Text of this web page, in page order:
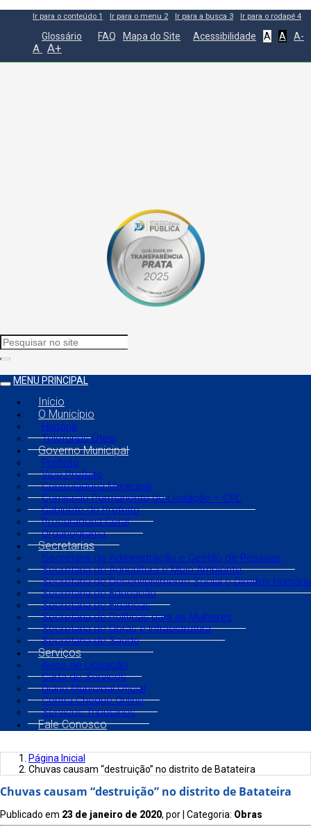
Ir para o conteúdo 1 Ir para o menu 2 Ir para a busca 3 Ir para o rodapé 4
Glossário FAQ Mapa do Site Acessibilidade A A A-
A A+
MENU PRINCIPAL
Início
O Município
História
Telefones Úteis
Governo Municipal
Prefeito
Vice Prefeito
Controladoria Municipal
Comissão Permanente de Licitação – CPL
Gabinete do Prefeito
Procuradoria Geral
Organograma
Secretarias
Secretaria de Administração e Gestão de Pessoas
Secretaria de Agricultura e Meio Ambiente
Secretaria de Desenvolvimento Social e Direitos
Secretaria de Educação
Secretaria de Finanças
Secretaria de Políticas para as Mulheres
Secretaria de Obras e Infraestrutura
Secretaria de Saúde
Serviços
Aviso de Licitação
Carta de Serviços
Diário Municipal Oficial
Contra Cheque Online
Serviços Tributários
Fale Conosco
Página Inicial
Chuvas causam “destruição” no distrito de Batateira
Chuvas causam “destruição” no distrito de Batateira
Publicado em 23 de janeiro de 2020, por | Categoria: Obras